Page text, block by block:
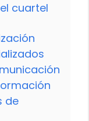
cuartel
de